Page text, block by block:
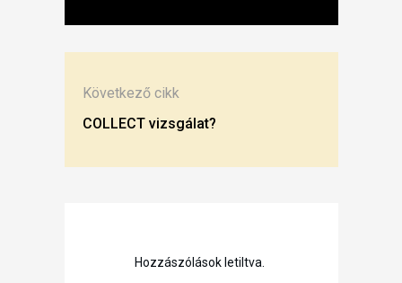
Következő cikk
COLLECT vizsgálat?
Hozzászólások letiltva.